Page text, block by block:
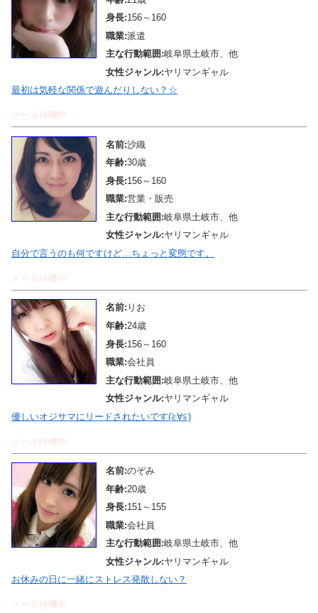
身長:156～160
職業:派遣
主な行動範囲:岐阜県土岐市、他
女性ジャンル:ヤリマンギャル
最初は気軽な関係で遊んだりしない？☆
メール待機中
名前:沙織
年齢:30歳
身長:156～160
職業:営業・販売
主な行動範囲:岐阜県土岐市、他
女性ジャンル:ヤリマンギャル
自分で言うのも何ですけど…ちょっと変態です。
メール待機中
名前: りお
年齢:24歳
身長:156～160
職業:会社員
主な行動範囲:岐阜県土岐市、他
女性ジャンル:ヤリマンギャル
優しいオジサマにリードされたいです(≧∀≦)
メール待機中
名前:のぞみ
年齢:20歳
身長:151～155
職業:会社員
主な行動範囲:岐阜県土岐市、他
女性ジャンル:ヤリマンギャル
お休みの日に一緒にストレス発散しない？
メール待機中